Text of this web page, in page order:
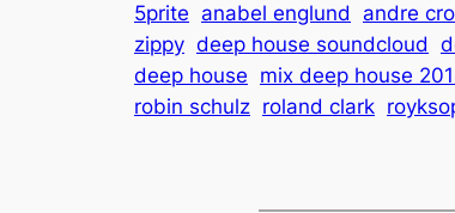
5prite anabel englund andre
zippy deep house soundcloud
deep house mix deep house
robin schulz roland clark